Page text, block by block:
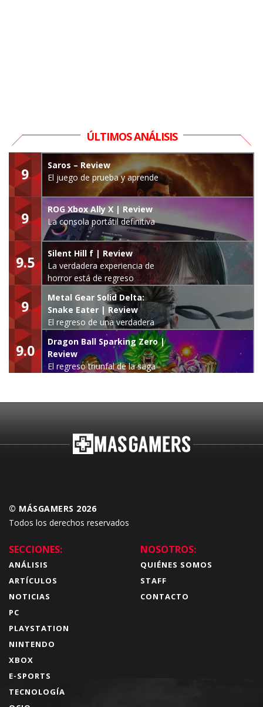
ÚLTIMOS ANÁLISIS
9
Saros – Review
El juego de prueba y aprende
9
ROG Xbox Ally X | Review
La consola portátil definitiva
9.5
Silent Hill f | Review
La verdadera experiencia de
horror está de regreso
9
Metal Gear Solid Delta:
Snake Eater | Review
El regreso de una verdadera
leyenda
9.0
Dragon Ball Sparking Zero |
Review
El regreso triunfal de la saga
© MÁSGAMERS 2026
Todos los derechos reservados
SECCIONES:
ANÁLISIS
ARTÍCULOS
NOTICIAS
PC
PLAYSTATION
NINTENDO
XBOX
E-SPORTS
TECNOLOGÍA
NOSOTROS:
QUIÉNES SOMOS
STAFF
CONTACTO